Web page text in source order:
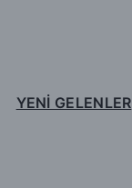
YENİ GELENLER